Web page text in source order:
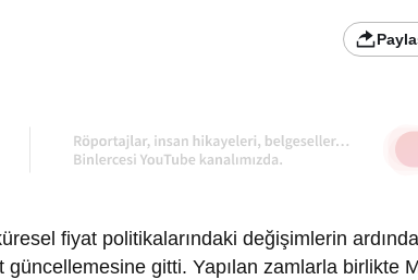
fiyat politikalarındaki değişimlerin
gitti. Yapılan zamlarla birlikte